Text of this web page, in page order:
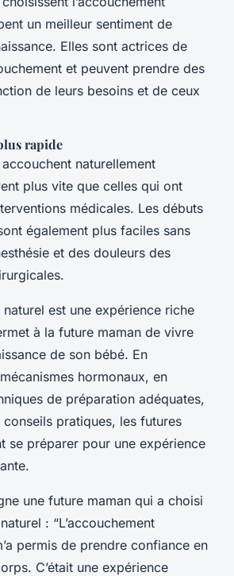
un meilleur sentiment de
Elles sont actrices de
et peuvent prendre des
de leurs besoins et de ceux
rapide
naturellement
plus vite que celles qui ont
médicales. Les débuts
également plus faciles sans
et des douleurs des
naturel est une expérience riche
à la future maman de vivre
de son bébé. En
hormonaux, en
de préparation adéquates,
pratiques, les futures
se préparer pour une expérience
une future maman qui a choisi
: “L’accouchement
permis de prendre confiance en
C’était une expérience